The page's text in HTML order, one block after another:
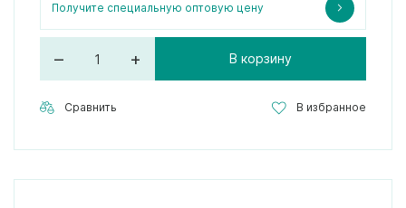
Получите специальную оптовую цену
– + В корзину
Сравнить В избранное